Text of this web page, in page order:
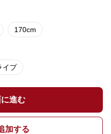
170cm
イプ
進む
加する